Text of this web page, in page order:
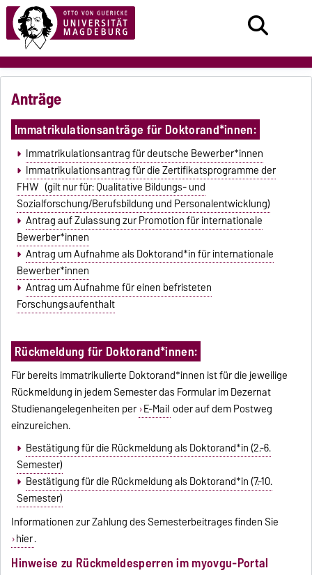
Anträge
Immatrikulationsanträge für Doktorand*innen:
Immatrikulationsantrag für deutsche Bewerber*innen
Immatrikulationsantrag für die Zertifikatsprogramme der
FHW (gilt nur für: Qualitative Bildungs- und
Sozialforschung/Berufsbildung und Personalentwicklung)
Antrag auf Zulassung zur Promotion für internationale
Bewerber*innen
Antrag um Aufnahme als Doktorand*in für internationale
Bewerber*innen
Antrag um Aufnahme für einen befristeten
Forschungsaufenthalt
Rückmeldung für Doktorand*innen:
Für bereits immatrikulierte Doktorand*innen ist für die jeweilige
Rückmeldung in jedem Semester das Formular im Dezernat
Studienangelegenheiten per E-Mail oder auf dem Postweg
einzureichen.
Bestätigung für die Rückmeldung als Doktorand*in (2.-6.
Semester)
Bestätigung für die Rückmeldung als Doktorand*in (7.-10.
Semester)
Informationen zur Zahlung des Semesterbeitrages finden Sie
hier.
Hinweise zu Rückmeldesperren im myovgu-Portal